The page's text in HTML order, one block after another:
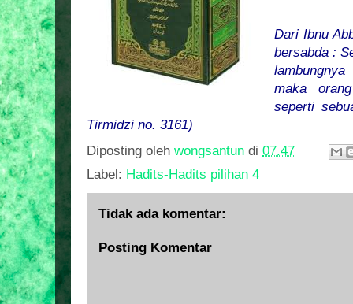
Dari Ibnu
bersabda :
maka
seperti
Tirmidzi no. 3161)
Diposting oleh wongsantun di 07.47
Label: Hadits-Hadits pilihan 4
Tidak ada komentar:
Posting Komentar